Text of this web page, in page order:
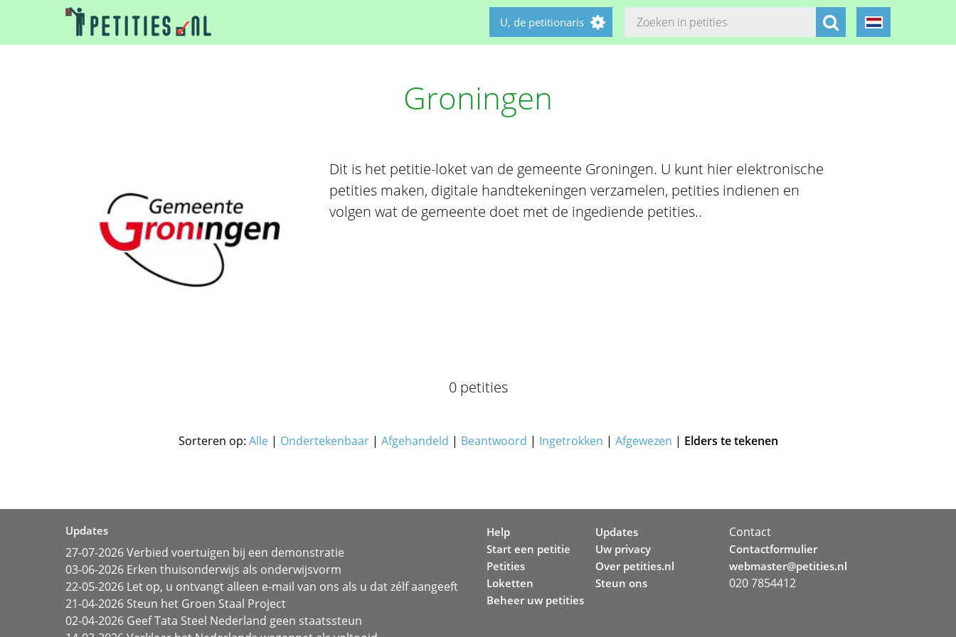
U, de petitionaris
Groningen
Dit is het petitie-loket van de gemeente Groningen. U kunt hier elektronische
petities maken, digitale handtekeningen verzamelen, petities indienen en
volgen wat de gemeente doet met de ingediende petities..
0 petities
Sorteren op: Alle| Ondertekenbaar| Afgehandeld | Beantwoord | Ingetrokken | Afgewezen | Elders te tekenen
Updates
27-07-2026 Verbied voertuigen bij een demonstratie
03-06-2026 Erken thuisonderwijs als onderwijsvorm
22-05-2026 Let op, u ontvangt alleen e-mail van ons als u dat zélf aangeeft
21-04-2026 Steun het Groen Staal Project
02-04-2026 Geef Tata Steel Nederland geen staatssteun
Help
Start een petitie
Petities
Loketten
Beheer uw petities
Updates
Uw privacy
Over petities.nl
Steun ons
Contact
Contactformulier
webmaster@petities.nl
020 7854412